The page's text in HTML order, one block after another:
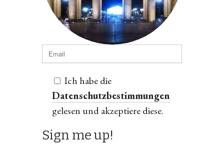
Ich habe die
Datenschutzbestimmungen
gelesen und akzeptiere diese.